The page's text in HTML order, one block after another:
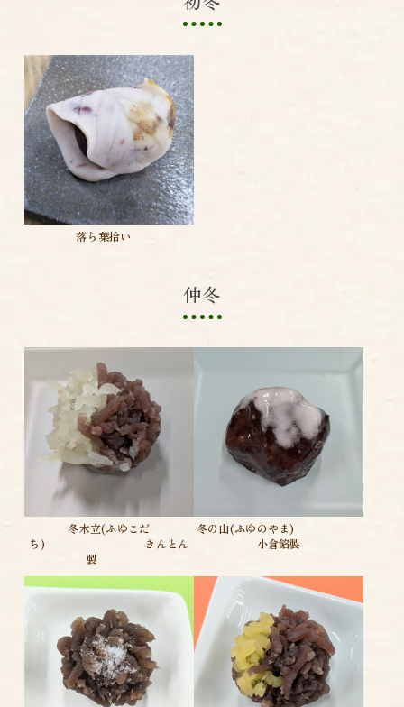
落ち葉拾い
仲冬
冬木立(ふゆこだ
ち) きんとん
製
冬の山(ふゆのやま)
小倉餡製